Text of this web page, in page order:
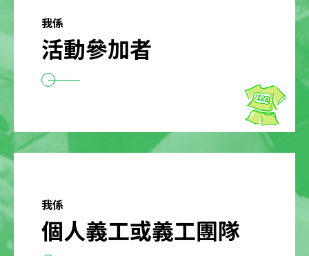
我係
活動參加者
我係
個人義工或義工團隊